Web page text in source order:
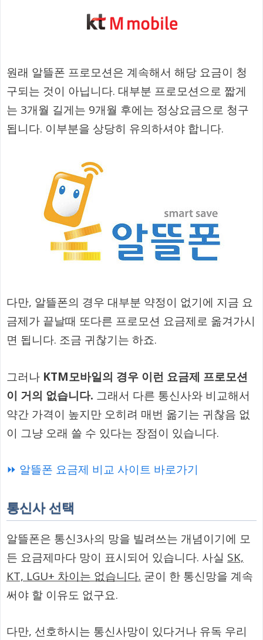
원래 알뜰폰 프로모션은 계속해서 해당 요금이 청
구되는 것이 아닙니다. 대부분 프로모션으로 짧게
는 3개월 길게는 9개월 후에는 정상요금으로 청구
됩니다. 이부분을 상당히 유의하셔야 합니다.
다만, 알뜰폰의 경우 대부분 약정이 없기에 지금 요
금제가 끝날때 또다른 프로모션 요금제로 옮겨가시
면 됩니다. 조금 귀찮기는 하죠.
그러나 KTM모바일의 경우 이런 요금제 프로모션
이 거의 없습니다. 그래서 다른 통신사와 비교해서
약간 가격이 높지만 오히려 매번 옮기는 귀찮음 없
이 그냥 오래 쓸 수 있다는 장점이 있습니다.
⏩ 알뜰폰 요금제 비교 사이트 바로가기
통신사 선택
알뜰폰은 통신3사의 망을 빌려쓰는 개념이기에 모
든 요금제마다 망이 표시되어 있습니다. 사실 SK,
KT, LGU+ 차이는 없습니다. 굳이 한 통신망을 계속
써야 할 이유도 없구요.
다만, 선호하시는 통신사망이 있다거나 유독 우리